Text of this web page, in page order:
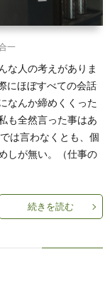
別
見
合
せ
一
な人の考えがありま
ほぼすべての会話
なんか締めくくった
も全然言った事はあ
は言わなくとも、個
しが無い。（仕事の
続きを読む